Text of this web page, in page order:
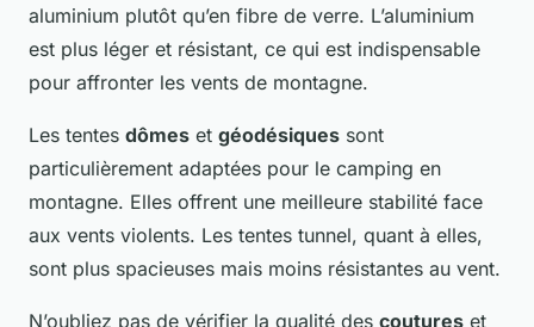
aluminium plutôt qu’en fibre de verre. L’aluminium
est plus léger et résistant, ce qui est indispensable
pour affronter les vents de montagne.
Les tentes dômes et géodésiques sont
particulièrement adaptées pour le camping en
montagne. Elles offrent une meilleure stabilité face
aux vents violents. Les tentes tunnel, quant à elles,
sont plus spacieuses mais moins résistantes au vent.
N’oubliez pas de vérifier la qualité des coutures et